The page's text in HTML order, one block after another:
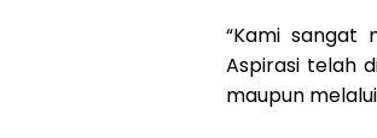
“Kami sangat
Aspirasi telah
maupun